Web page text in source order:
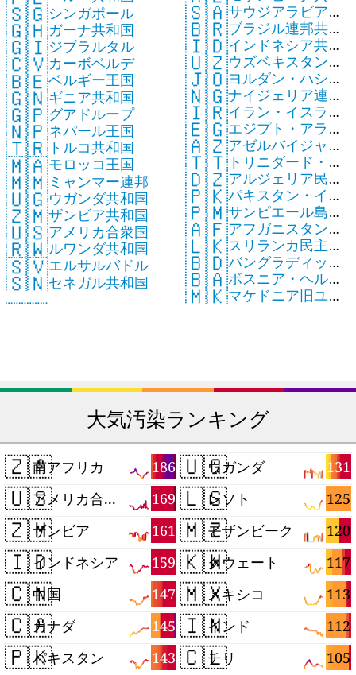
🇸🇬シンガポール
🇬🇭ガーナ共和国
🇬🇮ジブラルタル
🇨🇻カーボベルデ
🇧🇪ベルギー王国
🇬🇳ギニア共和国
🇬🇵グアドループ
🇳🇵ネパール王国
🇹🇷 トルコ共和国
🇲🇦モロッコ王国
🇲🇲ミャンマー連邦
🇺🇬ウガンダ共和国
🇿🇲ザンビア共和国
🇺🇸アメリカ合衆国
🇷🇼ルワンダ共和国
🇸🇻エルサルバドル
🇸🇳セネガル共和国
国
🇸🇦サウジアラビア王
国
🇧🇷ブラジル連邦共和
国
🇮🇩インドネシア共和
国
🇺🇿ウズベキスタン共
和国
🇯🇴ヨルダン・ハシミ
テ王国
🇳🇬ナイジェリア連邦
共和国
🇮🇷イラン・イスラム
共和国
🇪🇬エジプト・アラブ
共和国
🇦🇿アゼルバイジャン
共和国
🇹🇹 トリニダード・ト
バゴ共和国
🇩🇿アルジェリア民主
人民共和国
🇵🇰パキスタン・イス
ラム共和国
🇵🇲サンピエール島・
ミクロン島
🇦🇫アフガニスタン・
イスラム国
🇱🇰スリランカ民主社
会主義共和国
🇧🇩バングラディッシ
ュ人民共和国
🇧🇦ボスニア・ヘルツ
ェゴビナ共和国
🇲🇰マケドニア旧ユー
大気汚染ランキング
🇿🇦 186
南アフリカ
🇺🇸 169
アメリカ合衆国
🇿🇲 161
ザンビア
🇮🇩 159
インドネシア
🇨🇳 147
中国
🇨🇦 145
カナダ
🇵🇰 143
パキスタン
🇺🇬 131
ウガンダ
🇱🇸 125
レソト
🇲🇿 120
モザンビーク
🇰🇼 117
クウェート
🇲🇽 113
メキシコ
🇮🇳 112
インド
🇨🇱 105
チリ